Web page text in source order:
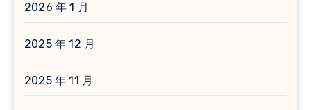
2026 年 1 月
2025 年 12 月
2025 年 11 月